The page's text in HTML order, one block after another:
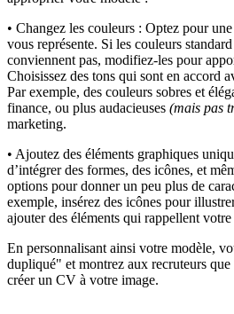
• Changez les couleurs : Optez pour
vous représente. Si les couleurs
conviennent pas, modifiez-les pour
Choisissez des tons qui sont en accord
Par exemple, des couleurs sobres et
finance, ou plus audacieuses (mais pas
marketing.
• Ajoutez des éléments graphiques
d’intégrer des formes, des icônes, et
options pour donner un peu plus de
exemple, insérez des icônes pour
ajouter des éléments qui rappellent
En personnalisant ainsi votre modèle,
dupliqué" et montrez aux recruteurs
créer un CV à votre image.